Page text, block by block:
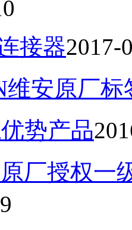
接器2017-
维安原厂
势产品
厂授权一